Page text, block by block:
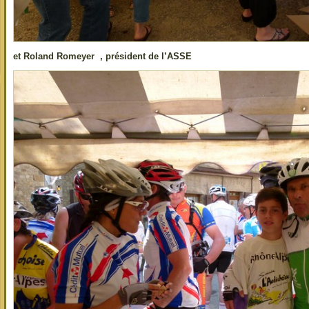
et Roland Romeyer , président de l’ASSE